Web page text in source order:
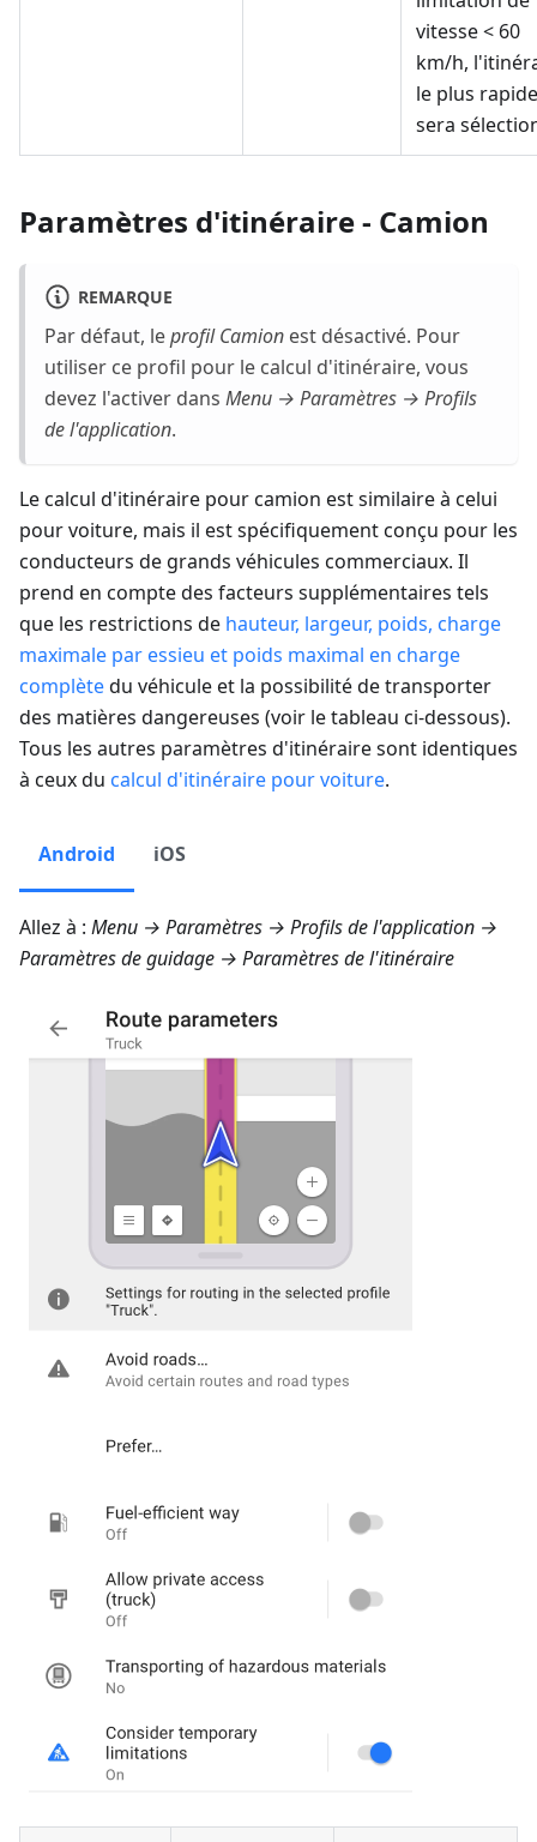
vitesse < 60
km/h,
le plus rapide
sera
Paramètres d'itinéraire - Camion
REMARQUE
Par défaut, leprofil Camion est désactivé. Pour
utiliser ce profil pour le calcul d'itinéraire, vous
devez l'activer dans Menu → Paramètres → Profils
de l'application.
Le calcul d'itinéraire pour camion est similaire à celui
pour voiture, mais il est spécifiquement conçu pour les
conducteurs de grands véhicules commerciaux. Il
prend en compte des facteurs supplémentaires tels
que les restrictions de hauteur, largeur, poids, charge
maximale par essieu et poids maximal en charge
complètedu véhicule et la possibilité de transporter
des matières dangereuses (voir le tableau ci-dessous).
Tous les autres paramètres d'itinéraire sont identiques
à ceux du calcul d'itinéraire pour voiture.
Android iOS
Allez à : Menu → Paramètres → Profils de l'application →
Paramètres de guidage → Paramètres de l'itinéraire